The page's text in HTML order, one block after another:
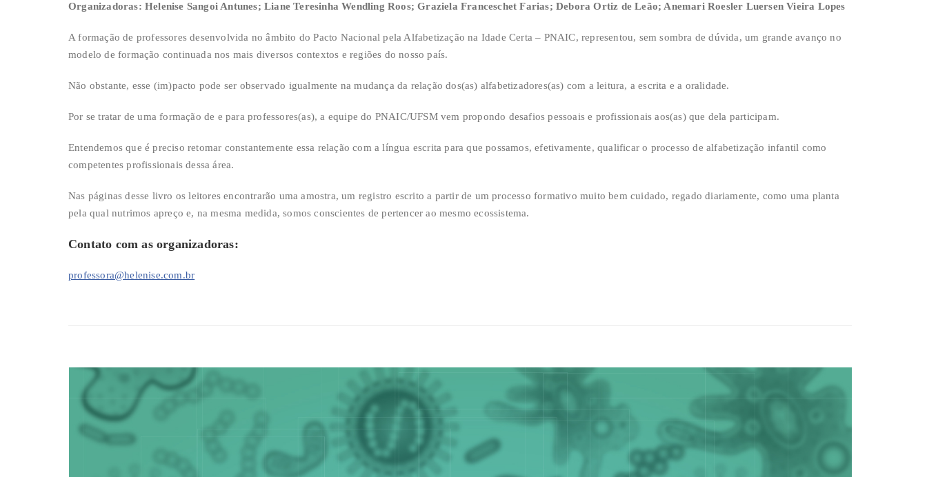
Organizadoras: Helenise Sangoi Antunes; Liane Teresinha Wendling Roos; Graziela Franceschet Farias; Debora Ortiz de Leão; Anemari Roesler Luersen Vieira Lopes
A formação de professores desenvolvida no âmbito do Pacto Nacional pela Alfabetização na Idade Certa – PNAIC, representou, sem sombra de dúvida, um grande avanço no
modelo de formação continuada nos mais diversos contextos e regiões do nosso país.
Não obstante, esse (im)pacto pode ser observado igualmente na mudança da relação dos(as) alfabetizadores(as) com a leitura, a escrita e a oralidade.
Por se tratar de uma formação de e para professores(as), a equipe do PNAIC/UFSM vem propondo desafios pessoais e profissionais aos(as) que dela participam.
Entendemos que é preciso retomar constantemente essa relação com a língua escrita para que possamos, efetivamente, qualificar o processo de alfabetização infantil como
competentes profissionais dessa área.
Nas páginas desse livro os leitores encontrarão uma amostra, um registro escrito a partir de um processo formativo muito bem cuidado, regado diariamente, como uma planta
pela qual nutrimos apreço e, na mesma medida, somos conscientes de pertencer ao mesmo ecossistema.
Contato com as organizadoras:
professora@helenise.com.br